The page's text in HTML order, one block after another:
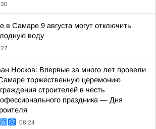
в Самаре 9 августа могут отключить
воду
Носков: Впервые за много лет провели
торжественную церемонию
строителей в честь
праздника — Дня
08:24